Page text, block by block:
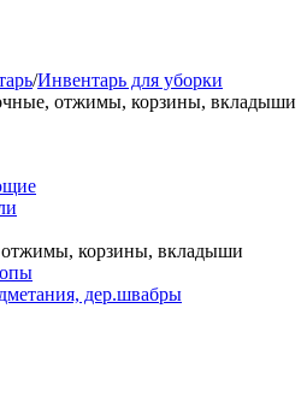
/Инвентарь для уборки
отжимы, корзины, вкладыши
корзины, вкладыши
дер.швабры